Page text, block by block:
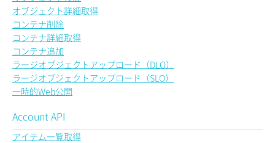
オブジェクト詳細取得
コンテナ削除
コンテナ詳細取得
コンテナ追加
ラージオブジェクトアップロード（DLO）
ラージオブジェクトアップロード（SLO）
一時的Web公開
Account API
アイテム一覧取得